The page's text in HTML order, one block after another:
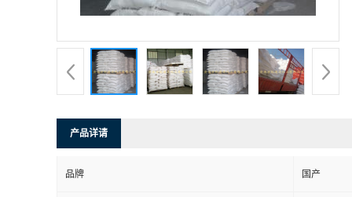
产品详请
品牌 国产